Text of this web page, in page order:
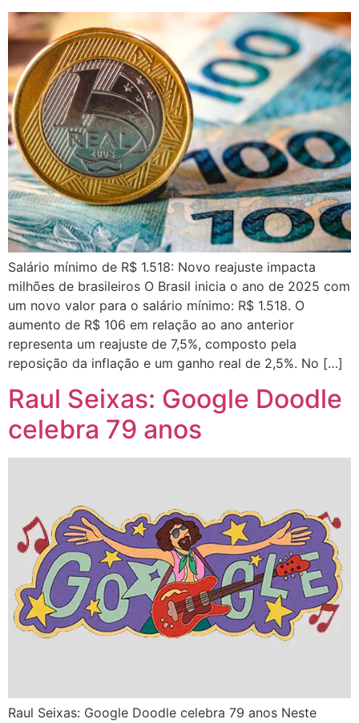
Salário mínimo de R$ 1.518: Novo reajuste impacta
milhões de brasileiros O Brasil inicia o ano de 2025 com
um novo valor para o salário mínimo: R$ 1.518. O
aumento de R$ 106 em relação ao ano anterior
representa um reajuste de 7,5%, composto pela
reposição da inflação e um ganho real de 2,5%. No […]
Raul Seixas: Google Doodle
celebra 79 anos
Raul Seixas: Google Doodle celebra 79 anos Neste